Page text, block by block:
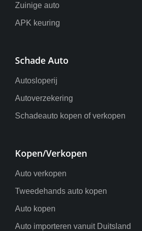
Zuinige auto
APK keuring
Schade Auto
Autosloperij
Autoverzekering
Schadeauto kopen of verkopen
Kopen/Verkopen
Auto verkopen
Tweedehands auto kopen
Auto kopen
Auto importeren vanuit Duitsland